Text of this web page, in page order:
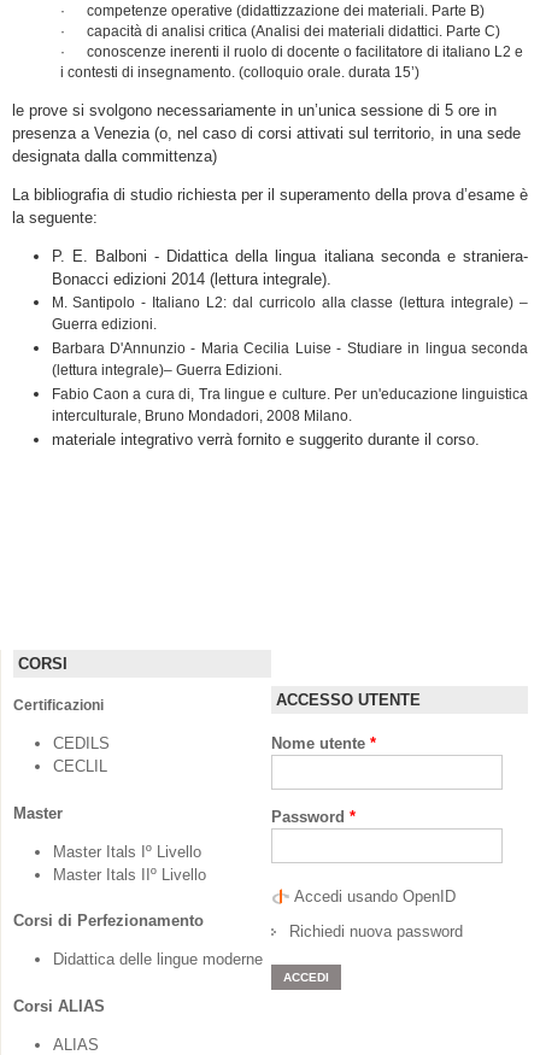
· competenze operative (didattizzazione dei materiali. Parte B)
· capacità di analisi critica (Analisi dei materiali didattici. Parte C)
· conoscenze inerenti il ruolo di docente o facilitatore di italiano L2 e
i contesti di insegnamento. (colloquio orale. durata 15’)
le prove si svolgono necessariamente in un’unica sessione di 5 ore in
presenza a Venezia (o, nel caso di corsi attivati sul territorio, in una sede
designata dalla committenza)
La bibliografia di studio richiesta per il superamento della prova d’esame è
la seguente:
P. E. Balboni - Didattica della lingua italiana seconda e straniera-
Bonacci edizioni 2014 (lettura integrale).
M. Santipolo - Italiano L2: dal curricolo alla classe (lettura integrale) –
Guerra edizioni.
Barbara D'Annunzio - Maria Cecilia Luise - Studiare in lingua seconda
(lettura integrale)– Guerra Edizioni.
Fabio Caon a cura di, Tra lingue e culture. Per un'educazione linguistica
interculturale, Bruno Mondadori, 2008 Milano.
materiale integrativo verrà fornito e suggerito durante il corso.
CORSI
Certificazioni
CEDILS
CECLIL
Master
Master Itals Iº Livello
Master Itals IIº Livello
Corsi di Perfezionamento
Didattica delle lingue moderne
Corsi ALIAS
ALIAS
ACCESSO UTENTE
Nome utente *
Password *
Accedi usando OpenID
Richiedi nuova password